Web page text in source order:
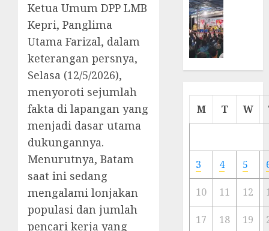
Ketua Umum DPP LMB
Kepri, Panglima
Utama Farizal, dalam
keterangan persnya,
Selasa (12/5/2026),
menyoroti sejumlah
fakta di lapangan yang
menjadi dasar utama
dukungannya.
Menurutnya, Batam
saat ini sedang
mengalami lonjakan
populasi dan jumlah
pencari kerja yang
Cermin
Ibu
Kota
23/11/
M T W
3 4 5
10 11 12
17 18 19